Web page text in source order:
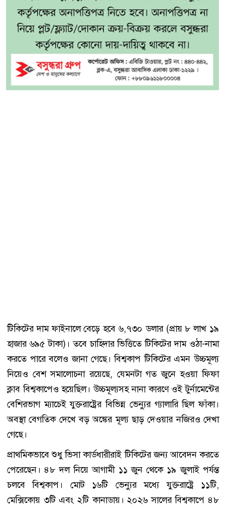
টিকিটের দাম ফাইনালে বেড়ে হবে ৬,৭৩০ ডলার (প্রায় ৮ লাখ ১৯
হাজার ৬৯৫ টাকা)। তবে চাহিদার ভিত্তিতে টিকিটের দাম ওঠা-নামা
করতে পারে বলেও জানা গেছে। বিশ্বকাপ টিকিটের এমন উচ্চমূল্য
নিয়েও বেশ সমালোচনা রয়েছে, যেমনটা গত জুনে হওয়া ফিফা
ক্লাব বিশ্বকাপেও হয়েছিল। উচ্চমূল্যসহ নানা কারণে ওই টুর্নামেন্টের
বেশিরভাগ ম্যাচেই যুক্তরাষ্ট্রের বিভিন্ন ভেন্যুর গ্যালারি ছিল ফাঁকা।
অবস্থা বেগতিক দেখে বড় অঙ্কের মূল্য ছাড় দেওয়ার নজিরও দেখা
গেছে।
প্রাথমিকভাবে শুধু ভিসা কার্ডধারীরাই টিকিটের জন্য আবেদন করতে
পেরেছেন। ৪৮ দল নিয়ে আগামী ১১ জুন থেকে ১৯ জুলাই পর্যন্ত
চলবে বিশ্বকাপ। মোট ১৬টি ভেন্যুর মধ্যে যুক্তরাষ্ট্রে ১১টি,
মেক্সিকোয় ৩টি এবং ২টি কানাডায়। ২০২৬ সালের বিশ্বকাপে ৪৮